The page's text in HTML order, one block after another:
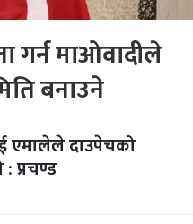
गर्न माओवादीले
बनाउने
एमालेले दाउपेचको
प्रचण्ड